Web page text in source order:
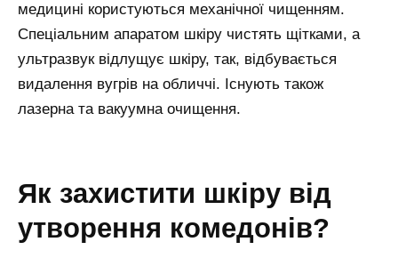
медицині користуються механічної чищенням.
Спеціальним апаратом шкіру чистять щітками, а
ультразвук відлущує шкіру, так, відбувається
видалення вугрів на обличчі. Існують також
лазерна та вакуумна очищення.
як захистити шкіру від
утворення комедонів?